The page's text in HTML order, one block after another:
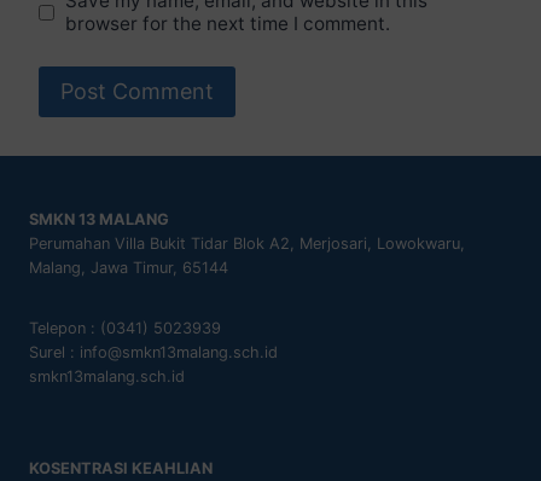
browser for the next time I comment.
SMKN 13 MALANG
Perumahan Villa Bukit Tidar Blok A2, Merjosari, Lowokwaru,
Malang, Jawa Timur, 65144
Telepon : (0341) 5023939
Surel : info@smkn13malang.sch.id
smkn13malang.sch.id
KOSENTRASI KEAHLIAN